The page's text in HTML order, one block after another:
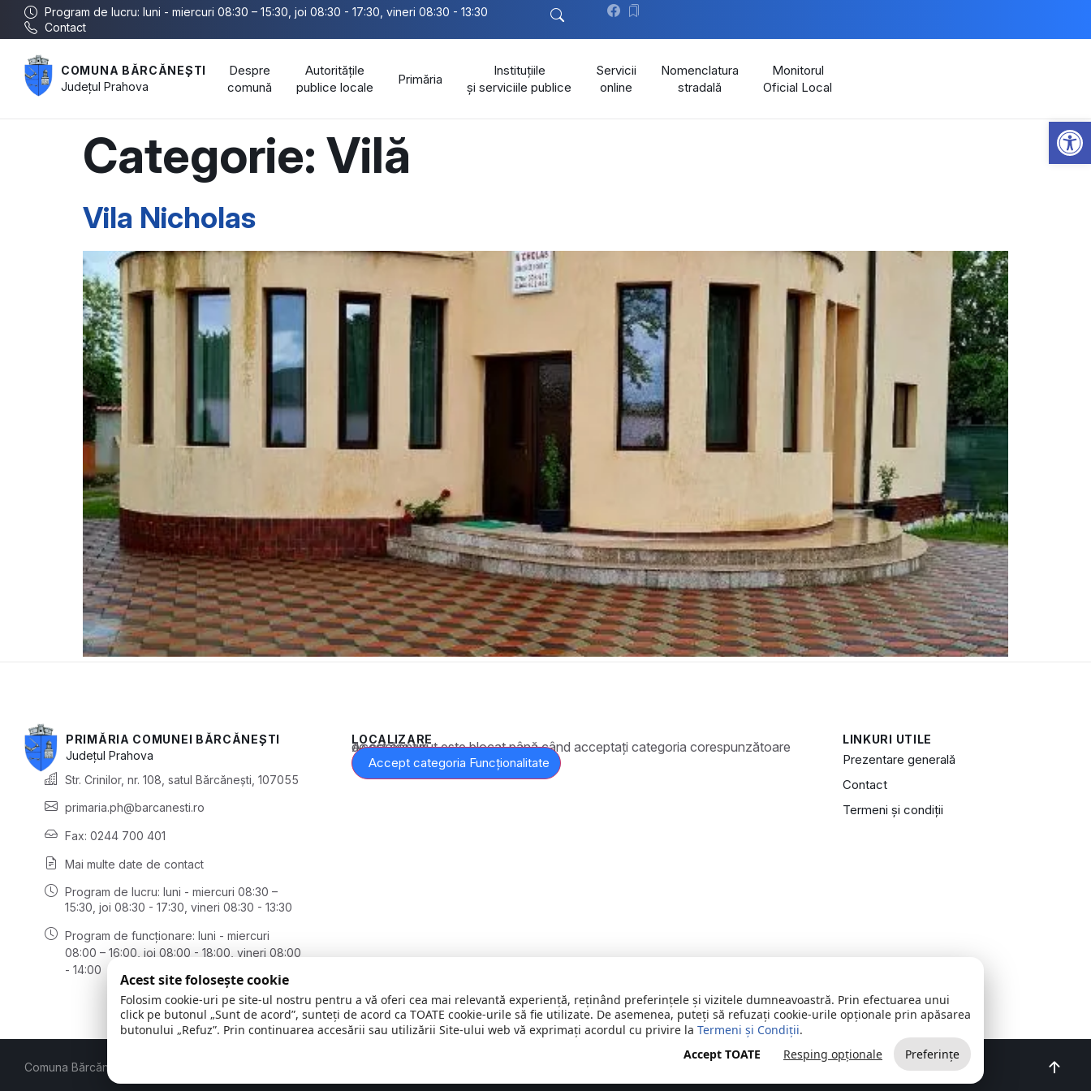
Program de lucru: luni - miercuri 08:30 – 15:30, joi 08:30 - 17:30, vineri 08:30 - 13:30
Contact
COMUNA BĂRCĂNEȘTI
JudețulPrahova
Despre
comună
Autoritățile
publice locale
Primăria
Instituțiile
și serviciile publice
Servicii
online
Nomenclatura
stradală
Monitorul
Oficial Local
Categorie: Vilă
Vila Nicholas
PRIMĂRIA COMUNEI BĂRCĂNEȘTI
JudețulPrahova
Str. Crinilor, nr. 108, satul Bărcănești, 107055
primaria.ph@barcanesti.ro
Fax: 0244 700 401
Mai multe date de contact
Program de lucru: luni - miercuri 08:30 –
15:30, joi 08:30 - 17:30, vineri 08:30 - 13:30
Program de funcționare: luni - miercuri
08:00 – 16:00, joi 08:00 - 18:00, vineri 08:00
- 14:00
LOCALIZARE
Acest conținut este blocat până când acceptați categoria corespunzătoare de cookie-uri.
Accept categoria Funcționalitate
LINKURI UTILE
Prezentare generală
Contact
Termeni și condiții
Comuna Bărcănești | Județul Prahova Big Media Relații Publice SRL
Acest site folosește cookie
Folosim cookie-uri pe site-ul nostru pentru a vă oferi cea mai relevantă experiență, reținând preferințele și vizitele dumneavoastră. Prin efectuarea unui
click pe butonul „Sunt de acord”, sunteți de acord ca TOATE cookie-urile să fie utilizate. De asemenea, puteți să refuzați cookie-urile opționale prin apăsarea
butonului „Refuz”. Prin continuarea accesării sau utilizării Site-ului web vă exprimați acordul cu privire la Termeni și Condiții.
Accept TOATE
Resping opționale Preferințe